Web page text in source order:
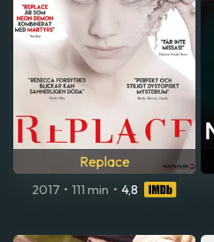
Replace
2017 • 111 min • 4,8